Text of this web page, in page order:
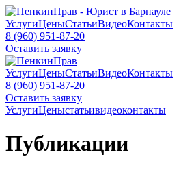
УслугиЦеныСтатьиВидеоКонтакты
8 (960) 951-87-20
Оставить заявку
УслугиЦеныСтатьиВидеоКонтакты
8 (960) 951-87-20
Оставить заявку
УслугиЦеныстатьивидеоконтакты
Публикации